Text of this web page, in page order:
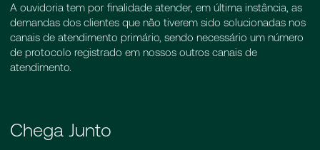
A ouvidoria tem por finalidade atender, em última instância, as
demandas dos clientes que não tiverem sido solucionadas nos
canais de atendimento primário, sendo necessário um número
de protocolo registrado em nossos outros canais de
atendimento.
Chega Junto